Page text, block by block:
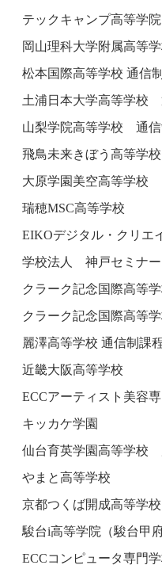
テックキャンプ高等学院
岡山理科大学附属高等
松本国際高等学校 通信
土浦日本大学高等学校
山梨学院高等学校 通信
飛鳥未来きぼう高等学校
大原学園美空高等学校
瑞穂MSC高等学校
EIKOデジタル・クリエ
学校法人 神戸セミナー
クラーク記念国際高等
クラーク記念国際高等
麗澤高等学校 通信制課
近畿大阪高等学校
ECCアーティスト美容
キッカケ学園
仙台育英学園高等学校
やまと高等学校
京都つくば開成高等学校
駿台i高等学院（駿台甲
ECCコンピュータ専門